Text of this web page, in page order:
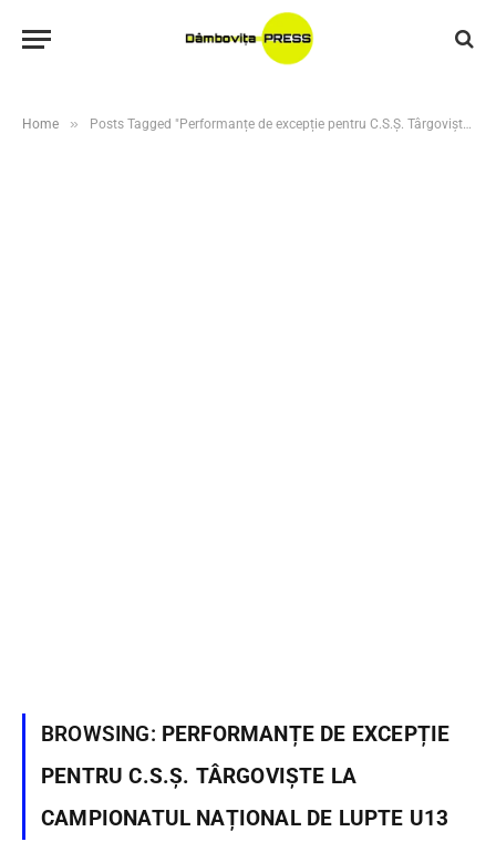
Home » Posts Tagged "Performanțe de excepție pentru C.S.Ș. Târgoviște la Campionatul Național de Lupte U13"
BROWSING: PERFORMANȚE DE EXCEPȚIE
PENTRU C.S.Ș. TÂRGOVIȘTE LA
CAMPIONATUL NAȚIONAL DE LUPTE U13